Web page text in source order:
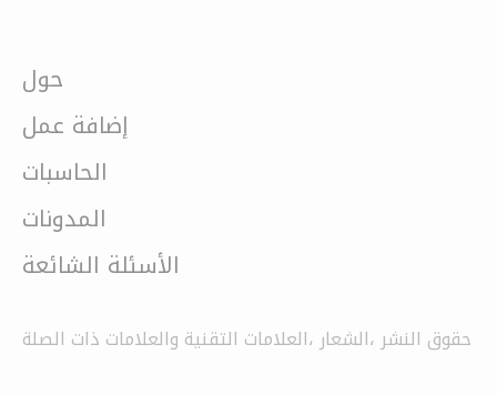
حول
إضافة عمل
الحاسبات
المدونات
الأسئلة الشائعة
حقوق النشر ،الشعار ،العلامات التقنية والعلامات ذات الصلة